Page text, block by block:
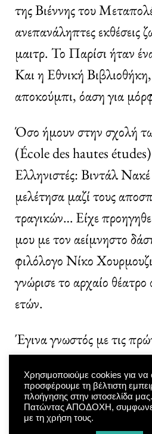
της Βιέννης του
ανεπανάληπτες εκθέσεις
μαιτρ. Το Παρίσι ήταν
Και η Εθνική
αποκούμπι, όαση για
Όσο ήμουν στην σχολή
(École des hautes études)
Ελληνιστές: Βιντάλ
μελέτησα μαζί τους
τραγικών… Είχε
μου με τον αείμνηστο
φιλόλογο Νίκο
γνώρισε το αρχαίο
ετών.
Έγινα γνωστός με τις
ταινίες μουΠεριπλάνηση
νέος, ύστερα, επέστρεψα
αργότερα στη Νέα Υόρκη,
παρακολούθησα στο
Χρησιμοποιούμε cookies για να
προσφέρουμε τη βέλτιστη
πλοήγησης στην ιστοσελίδα μας.
Πατώντας ΑΠΟΔΟΧΗ,
με τη χρήση τους.